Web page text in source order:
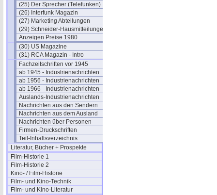
(25) Der Sprecher (Telefunken)
(26) Interfunk Magazin
(27) Marketing Abteilungen
(29) Schneider-Hausmitteilungen
Anzeigen Preise 1980
(30) US Magazine
(31) RCA Magazin - Intro
Fachzeitschriften vor 1945
ab 1945 - Industrienachrichten
ab 1956 - Industrienachrichten
ab 1966 - Industrienachrichten
Auslands-Industrienachrichten
Nachrichten aus den Sendern
Nachrichten aus dem Ausland
Nachrichten über Personen
Firmen-Druckschriften
Teil-Inhaltsverzeichnis
Literatur, Bücher + Prospekte
Film-Historie 1
Film-Historie 2
Kino- / Film-Historie
Film- und Kino-Technik
Film- und Kino-Literatur